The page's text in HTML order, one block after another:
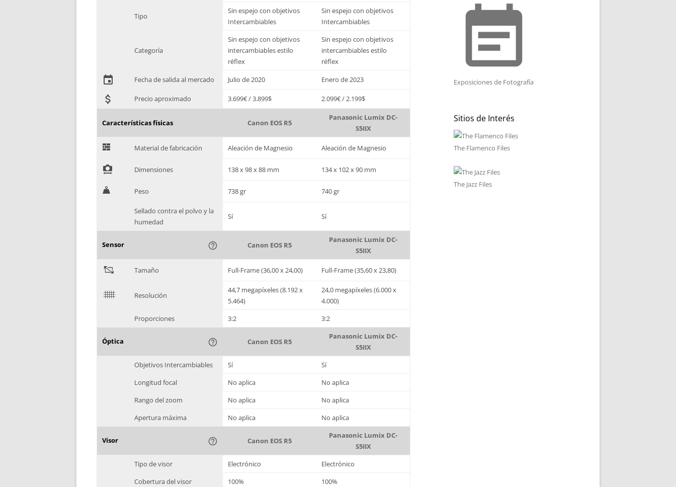
Tipo
Sin espejo con objetivos
Intercambiables
Sin espejo con objetivos
Intercambiables
Categoría
Sin espejo con objetivos
intercambiables estilo
réflex
Sin espejo con objetivos
intercambiables estilo
réflex
event Fecha de salida al mercado Julio de 2020 Enero de 2023
attach_money Precio aproximado 3.699€ / 3.899$ 2.099€ / 2.199$
Características físicas Canon EOS R5
Panasonic Lumix DC-
S5IIX
G Material de fabricación Aleación de Magnesio Aleación de Magnesio
! Dimensiones 138 x 98 x 88 mm 134 x 102 x 90 mm
H Peso 738 gr 740 gr
Sellado contra el polvo y la
humedad
Sí Sí
Sensor help_outline Canon EOS R5
Panasonic Lumix DC-
S5IIX
" Tamaño Full-Frame (36,00 x 24,00) Full-Frame (35,60 x 23,80)
$ Resolución
44,7 megapíxeles (8.192 x
5.464)
24,0 megapíxeles (6.000 x
4.000)
Proporciones
3:2 3:2
Óptica help_outline Canon EOS R5
Panasonic Lumix DC-
S5IIX
Objetivos Intercambiables
Sí
Sí
Longitud focal
No aplica
No aplica
Rango del zoom
No aplica
No aplica
Apertura máxima
No aplica No aplica
Visor help_outline Canon EOS R5
Panasonic Lumix DC-
S5IIX
Tipo de visor
Electrónico
Electrónico
Cobertura del visor
100%
100%
event_note
Exposiciones de Fotografía
Sitios de Interés
The Flamenco Files
The Jazz Files